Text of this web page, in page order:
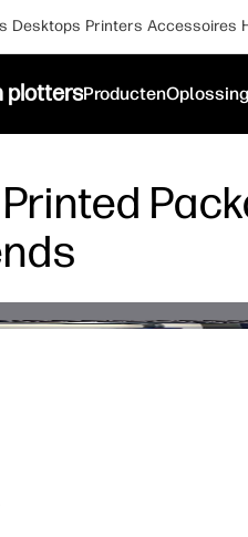
Desktops Printers Accessoires
plottersProducten